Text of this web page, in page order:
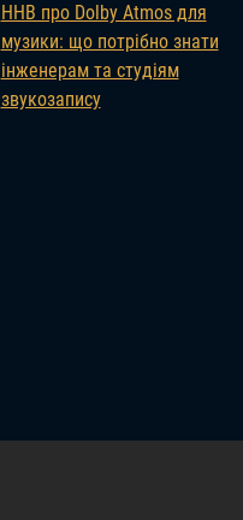
HHB про Dolby Atmos для
музики: що потрібно знати
інженерам та студіям
звукозапису